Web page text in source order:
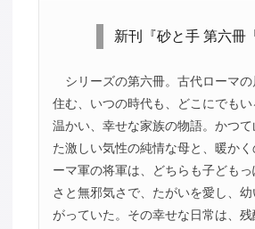
新刊『砂と手 第六冊
シリーズの第六冊。古代ローマ
住む、いつの時代も、どこにでも
温かい、幸せな家族の物語。かつ
た激しい気性の純情な母と、暖か
ーマ軍の将軍は、どちらも子ども
さと無邪気さで、たがいを愛し、
がっていた。その幸せな日常は、